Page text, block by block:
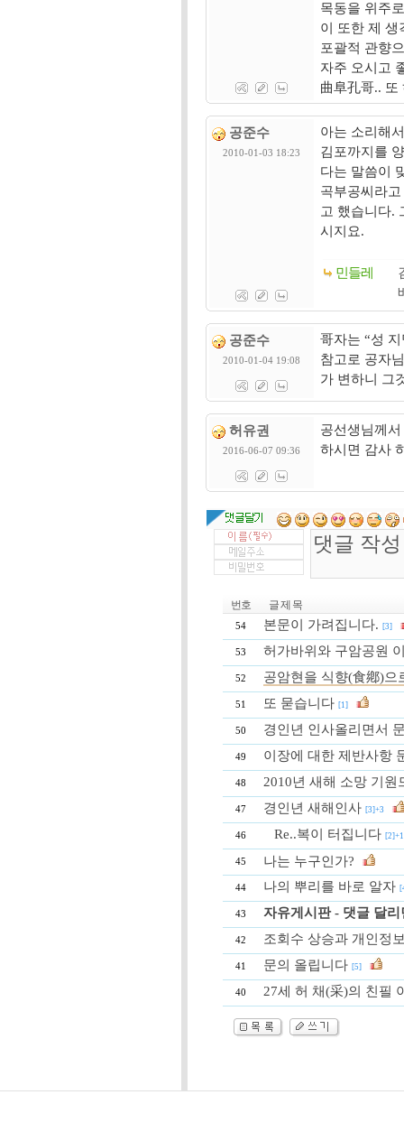
목동을 위주
이 또한 제 생
포괄적 관향
자주 오시고
曲阜孔哥.. 또
공준수
2010-01-03 18:23
아는 소리해
김포까지를
다는 말씀이
곡부공씨라
고 했습니다.
시지요.
민들레
공준수
2010-01-04 19:08
哥자는 “성
참고로 공자
가 변하니 그
허유권
2016-06-07 09:36
공선생님께
하시면 감사
번호 글 제 목
54 본문이 가려집니다. [3]
53 허가바위와 구암공원
52 공암현을 식향(食鄕)으
51 또 묻습니다 [1]
50 경인년 인사올리면서
49 이장에 대한 제반사항
48 2010년 새해 소망 기원
47 경인년 새해인사 [3]+3
46 Re..복이 터집니다 [2]+1
45 나는 누구인가?
44 나의 뿌리를 바로 알자
43 자유게시판 - 댓글 달
42 조회수 상승과 개인정
41 문의 올립니다 [5]
40 27세 허 채(采)의 친필